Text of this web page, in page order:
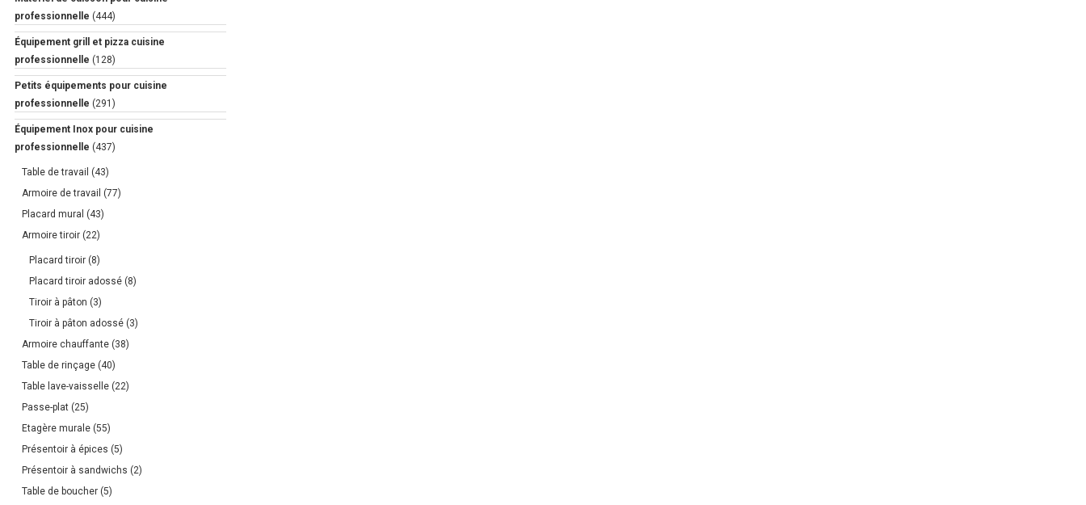
professionnelle (444)
Équipement grill et pizza cuisine
professionnelle (128)
Petits équipements pour cuisine
professionnelle (291)
Équipement Inox pour cuisine
professionnelle (437)
Table de travail (43)
Armoire de travail (77)
Placard mural (43)
Armoire tiroir (22)
Placard tiroir (8)
Placard tiroir adossé (8)
Tiroir à pâton (3)
Tiroir à pâton adossé (3)
Armoire chauffante (38)
Table de rinçage (40)
Table lave-vaisselle (22)
Passe-plat (25)
Etagère murale (55)
Présentoir à épices (5)
Présentoir à sandwichs (2)
Table de boucher (5)